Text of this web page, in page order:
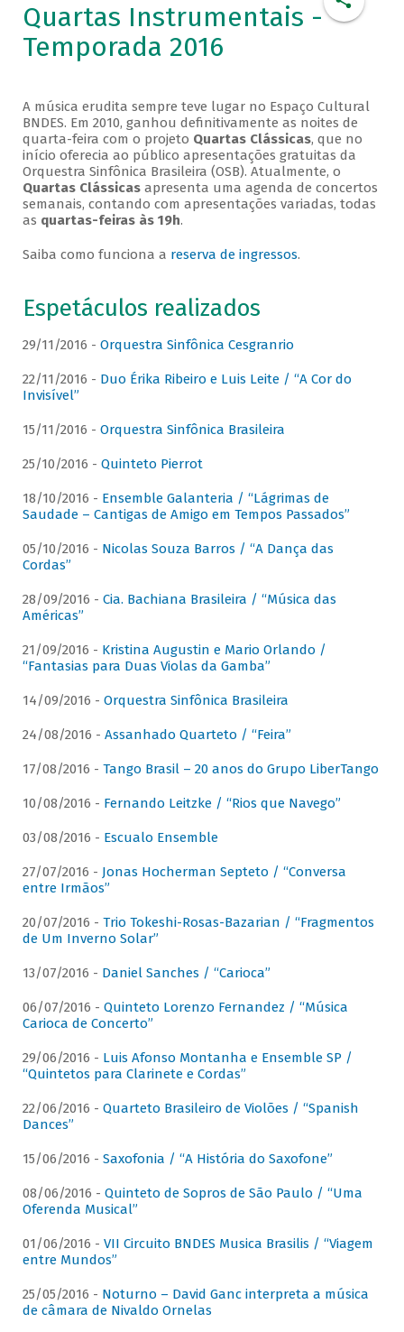
Quartas Instrumentais -
Temporada 2016
A música erudita sempre teve lugar no Espaço Cultural
BNDES. Em 2010, ganhou definitivamente as noites de
quarta-feira com o projeto Quartas Clássicas, que no
início oferecia ao público apresentações gratuitas da
Orquestra Sinfônica Brasileira (OSB). Atualmente, o
Quartas Clássicasapresenta uma agenda de concertos
semanais, contando com apresentações variadas, todas
as quartas-feiras às 19h.
Saiba como funciona a reserva de ingressos.
Espetáculos realizados
29/11/2016 - Orquestra Sinfônica Cesgranrio
22/11/2016 - Duo Érika Ribeiro e Luis Leite / “A Cor do
Invisível”
15/11/2016 - Orquestra Sinfônica Brasileira
25/10/2016 - Quinteto Pierrot
18/10/2016 - Ensemble Galanteria / “Lágrimas de
Saudade – Cantigas de Amigo em Tempos Passados”
05/10/2016 - Nicolas Souza Barros / “A Dança das
Cordas”
28/09/2016 - Cia. Bachiana Brasileira / “Música das
Américas”
21/09/2016 - Kristina Augustin e Mario Orlando /
“Fantasias para Duas Violas da Gamba”
14/09/2016 - Orquestra Sinfônica Brasileira
24/08/2016 - Assanhado Quarteto / “Feira”
17/08/2016 - Tango Brasil – 20 anos do Grupo LiberTango
10/08/2016 - Fernando Leitzke / “Rios que Navego”
03/08/2016 - Escualo Ensemble
27/07/2016 - Jonas Hocherman Septeto / “Conversa
entre Irmãos”
20/07/2016 - Trio Tokeshi-Rosas-Bazarian / “Fragmentos
de Um Inverno Solar”
13/07/2016 - Daniel Sanches / “Carioca”
06/07/2016 - Quinteto Lorenzo Fernandez / “Música
Carioca de Concerto”
29/06/2016 - Luis Afonso Montanha e Ensemble SP /
“Quintetos para Clarinete e Cordas”
22/06/2016 - Quarteto Brasileiro de Violões / “Spanish
Dances”
15/06/2016 - Saxofonia / “A História do Saxofone”
08/06/2016 - Quinteto de Sopros de São Paulo / “Uma
Oferenda Musical”
01/06/2016 - VII Circuito BNDES Musica Brasilis / “Viagem
entre Mundos”
25/05/2016 - Noturno – David Ganc interpreta a música
de câmara de Nivaldo Ornelas